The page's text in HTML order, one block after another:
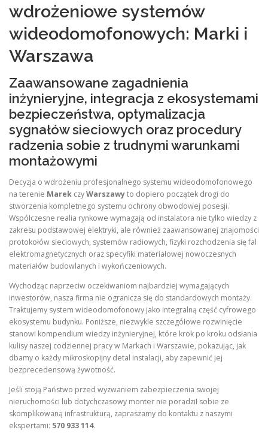
wdrożeniowe systemów
wideodomofonowych: Marki i
Warszawa
Zaawansowane zagadnienia
inżynieryjne, integracja z ekosystemami
bezpieczeństwa, optymalizacja
sygnałów sieciowych oraz procedury
radzenia sobie z trudnymi warunkami
montażowymi
Decyzja o wdrożeniu profesjonalnego systemu wideodomofonowego
na terenie Marek czyWarszawyto dopiero początek drogi do
stworzenia kompletnego systemu ochrony obwodowej posesji.
Współczesne realia rynkowe wymagają od instalatora nie tylko wiedzy z
zakresu podstawowej elektryki, ale również zaawansowanej znajomości
protokołów sieciowych, systemów radiowych, fizyki rozchodzenia się fal
elektromagnetycznych oraz specyfiki materiałowej nowoczesnych
materiałów budowlanych i wykończeniowych.
Wychodząc naprzeciw oczekiwaniom najbardziej wymagających
inwestorów, nasza firma nie ogranicza się do standardowych montaży.
Traktujemy system wideodomofonowy jako integralną część cyfrowego
ekosystemu budynku. Poniższe, niezwykle szczegółowe rozwinięcie
stanowi kompendium wiedzy inżynieryjnej, które krok po kroku odsłania
kulisy naszej codziennej pracy w Markach i Warszawie, pokazując, jak
dbamy o każdy mikroskopijny detal instalacji, aby zapewnić jej
bezprecedensową żywotność.
Jeśli stoją Państwo przed wyzwaniem zabezpieczenia swojej
nieruchomości lub dotychczasowy monter nie poradził sobie ze
skomplikowaną infrastrukturą, zapraszamy do kontaktu z naszymi
ekspertami: 570 933 114.